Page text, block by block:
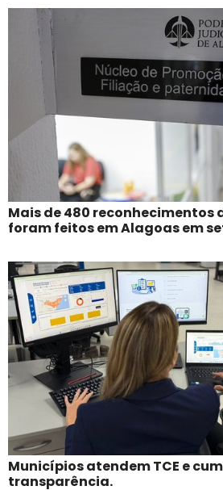
Mais de 480 reconhecimentos
foram feitos em Alagoas em
Municípios atendem TCE e
transparência.